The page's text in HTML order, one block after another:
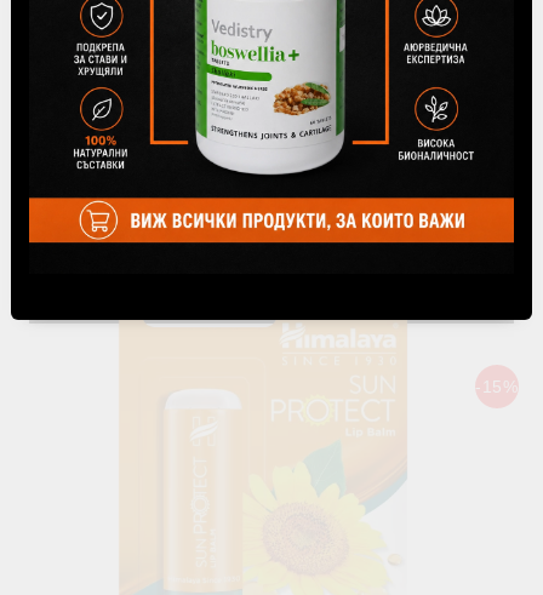
Балсам за устни Черешов блясък стик, Himalaya
€1.73 3.38лв. €2.04 3.99лв.
-15%